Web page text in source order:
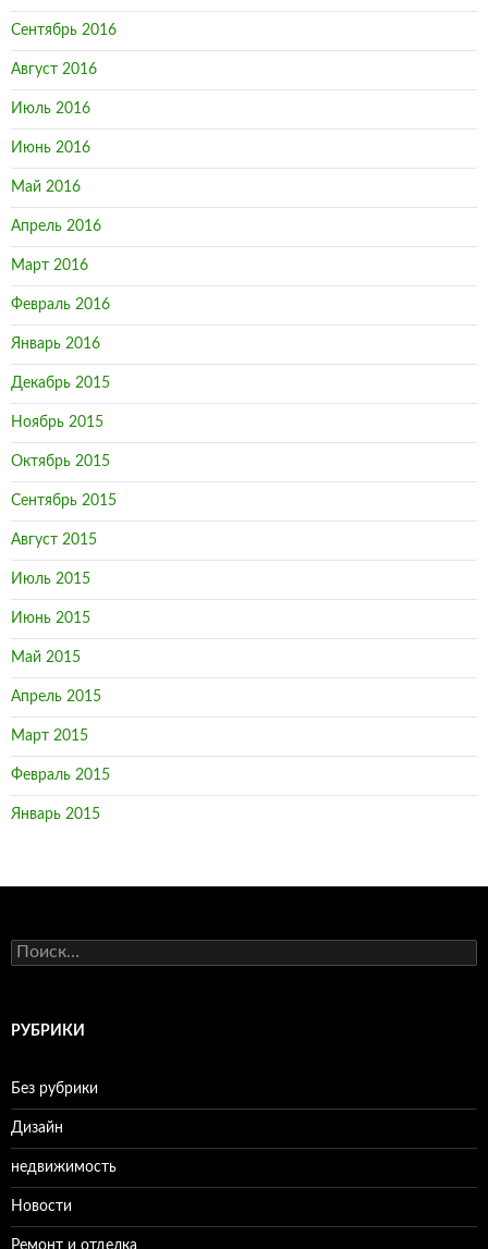
Сентябрь 2016
Август 2016
Июль 2016
Июнь 2016
Май 2016
Апрель 2016
Март 2016
Февраль 2016
Январь 2016
Декабрь 2015
Ноябрь 2015
Октябрь 2015
Сентябрь 2015
Август 2015
Июль 2015
Июнь 2015
Май 2015
Апрель 2015
Март 2015
Февраль 2015
Январь 2015
Н
а
иРУБРИКИ
Без рубрики
Дизайн
недвижимость
Новости
Ремонт и отделка